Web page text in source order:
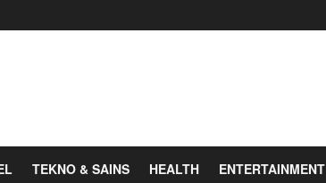
TEKNO & SAINS HEALTH ENTERTAINMENT